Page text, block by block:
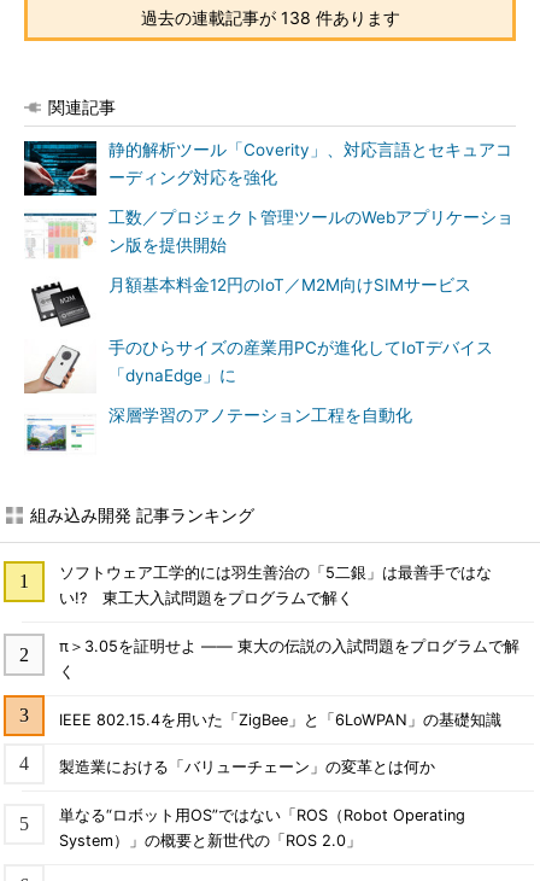
過去の連載記事が 138 件あります
関連記事
静的解析ツール「Coverity」、対応言語とセキュアコ
ーディング対応を強化
工数／プロジェクト管理ツールのWebアプリケーショ
ン版を提供開始
月額基本料金12円のIoT／M2M向けSIMサービス
手のひらサイズの産業用PCが進化してIoTデバイス
「dynaEdge」に
深層学習のアノテーション工程を自動化
組み込み開発 記事ランキング
ソフトウェア工学的には羽生善治の「5二銀」は最善手ではな
い!? 東工大入試問題をプログラムで解く
π＞3.05を証明せよ ―― 東大の伝説の入試問題をプログラムで解
く
IEEE 802.15.4を用いた「ZigBee」と「6LoWPAN」の基礎知識
製造業における「バリューチェーン」の変革とは何か
単なる“ロボット用OS”ではない「ROS（Robot Operating
System）」の概要と新世代の「ROS 2.0」